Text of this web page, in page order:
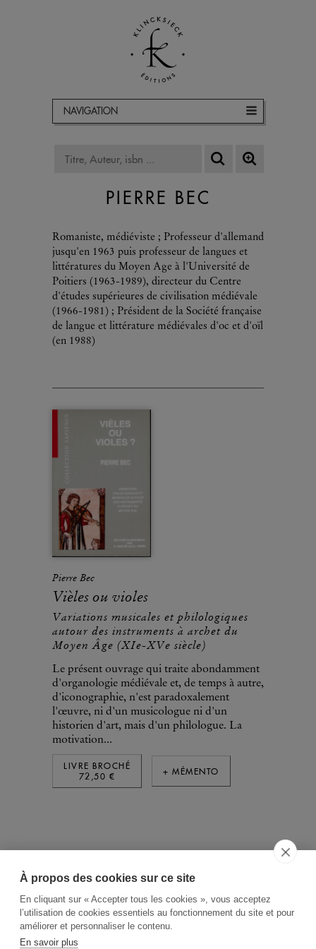
À propos des cookies sur ce site
En cliquant sur « Accepter tous les cookies », vous acceptez
l’utilisation de cookies essentiels au fonctionnement du site et pour
améliorer et personnaliser le contenu.
En savoir plus
NAVIGATION
PIERRE BEC
Romaniste, médiéviste ; Professeur d'allemand
jusqu'en 1963 puis professeur de langues et
littératures du Moyen Age à l'Université de
Poitiers (1963-1989), directeur du Centre
d'études supérieures de civilisation médiévale
(1966-1981) ; Président de la Société française
de langue et littérature médiévales d'oc et d'oïl
(en 1988)
Pierre Bec
Vièles ou violes
Variations musicales et philologiques
autour des instruments à archet du
Moyen Âge (XIe-XVe siècle)
Le présent ouvrage qui traite abondamment
d'organologie médiévale et, de temps à autre,
d'iconographie, n'est paradoxalement
l'œuvre, ni d'un musicologue ni d'un
historien d'art, mais d'un philologue. La
motivation...
LIVRE BROCHÉ
72,50 €
+ MÉMENTO
RECHERCHE THÉMATIQUE